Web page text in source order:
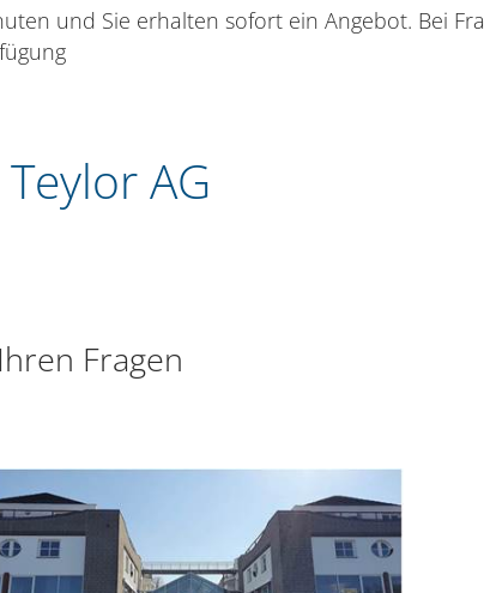
und Sie erhalten sofort ein Angebot. Bei
AG
Fragen